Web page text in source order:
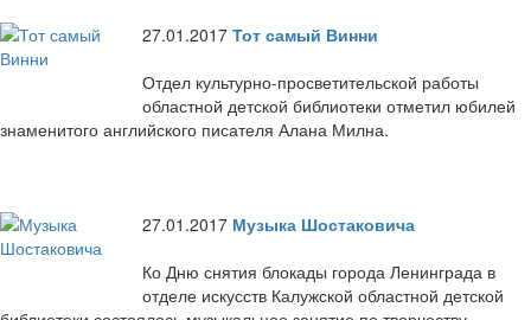
27.01.2017 Тот самый Винни
Отдел культурно-просветительской работы
областной детской библиотеки отметил юбилей
знаменитого английского писателя Алана Милна.
27.01.2017 Музыка Шостаковича
Ко Дню снятия блокады города Ленинграда в
отделе искусств Калужской областной детской